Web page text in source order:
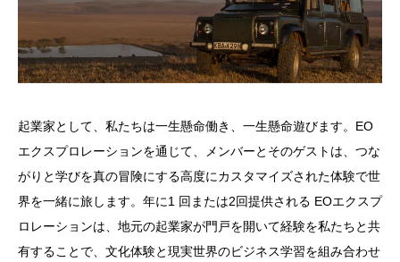
起業家として、私たちは一生懸命働き、一生懸命遊びます。EO
エクスプロレーションを通じて、メンバーとそのゲストは、つな
がりと学びを真の冒険にする高度にカスタマイズされた体験で世
界を一緒に旅します。年に1 回または2回提供される EOエクスプ
ロレーションは、地元の起業家が門戸を開いて経験を私たちと共
有することで、文化体験と現実世界のビジネス学習を組み合わせ